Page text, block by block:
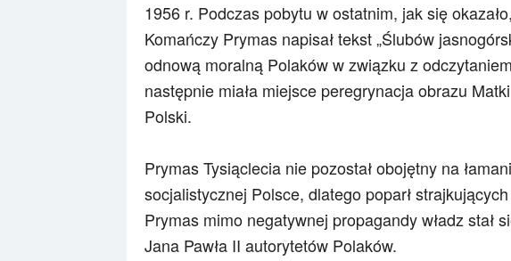
1956 r. Podczas pobytu w ostatnim, jak się okazało,
Komańczy Prymas napisał tekst „Ślubów
odnową moralną Polaków w związku z
następnie miała miejsce peregrynacja obrazu
Polski.
Prymas Tysiąclecia nie pozostał obojętny na
socjalistycznej Polsce, dlatego poparł
Prymas mimo negatywnej propagandy władz stał
Jana Pawła II autorytetów Polaków.